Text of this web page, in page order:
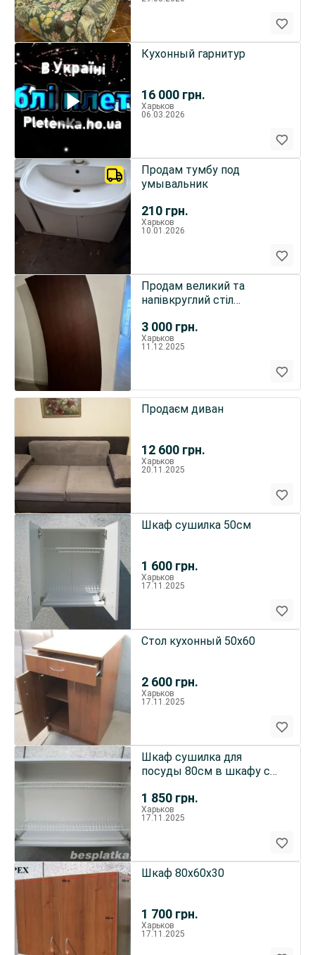
16 000 грн.
Кухонный гарнитур
Харьков
06.03.2026
210 грн.
Продам тумбу под
умывальник
Харьков
10.01.2026
3 000 грн.
Продам великий та
напівкруглий стіл
відмінний...
Харьков
11.12.2025
12 600 грн.
Продаєм диван
Харьков
20.11.2025
1 600 грн.
Шкаф сушилка 50см
Харьков
17.11.2025
2 600 грн.
Стол кухонный 50х60
Харьков
17.11.2025
1 850 грн.
Шкаф сушилка для
посуды 80см в шкафу с
Харьков
17.11.2025
1 700 грн.
Шкаф 80х60х30
Харьков
17.11.2025